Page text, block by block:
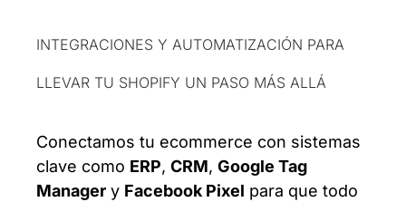
INTEGRACIONES Y AUTOMATIZACIÓN PARA
LLEVAR TU SHOPIFY UN PASO MÁS ALLÁ
Conectamos tu ecommerce con sistemas
clave como ERP, CRM, Google Tag
Manager y Facebook Pixel para que todo